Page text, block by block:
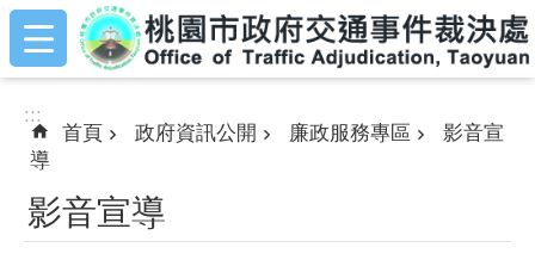
跳到主要內容區塊
:::
:::
首頁 政府資訊公開 廉政服務專區
影音宣
導
影音宣導